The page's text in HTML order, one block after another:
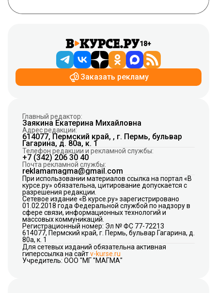
18+
Заказать рекламу
Главный редактор:
Заякина Екатерина Михайловна
Адрес редакции:
614077, Пермский край, , г. Пермь, бульвар
Гагарина, д. 80а, к. 1
Телефон редакции и рекламной службы:
+7 (342) 206 30 40
Почта рекламной службы:
reklamamagma@gmail.com
При использовании материалов ссылка на портал «В
курсе.ру» обязательна, цитирование допускается с
разрешения редакции.
Сетевое издание «В курсе.ру» зарегистрировано
01.02.2018 года Федеральной службой по надзору в
сфере связи, информационных технологий и
массовых коммуникаций.
Регистрационный номер: Эл № ФС 77-72213
614077, Пермский край, г. Пермь, бульвар Гагарина, д.
80а, к. 1
Для сетевых изданий обязательна активная
гиперссылка на сайтv-kurse.ru
Учредитель: ООО "МГ "МАГМА"